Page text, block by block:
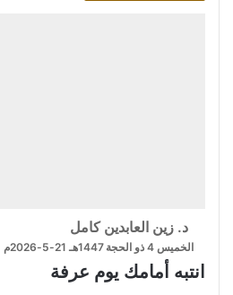
د. زين العابدين كامل
الخميس 4 ذو الحجة 1447هـ 21-5-2026م
انتبه أمامك يوم عرفة